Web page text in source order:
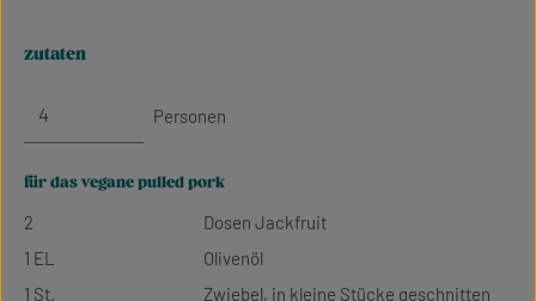
zutaten
Personen
für das vegane pulled pork
2
Dosen Jackfruit
1 EL
Olivenöl
1 St.
Zwiebel, in kleine Stücke geschnitten